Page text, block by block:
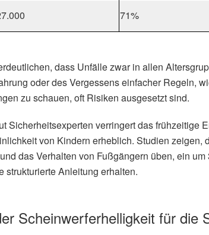
71%
dass Unfälle zwar in allen
oder des Vergessens einfacher Regeln,
zu schauen, oft Risiken ausgesetzt sind.
Sicherheitsexperten verringert das frühzeitige
von Kindern erheblich. Studien zeigen,
das Verhalten von Fußgängern üben, ein
strukturierte Anleitung erhalten.
Scheinwerferhelligkeit für die